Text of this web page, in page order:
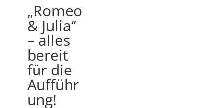
„Romeo
& Julia“
– alles
bereit
für die
Aufführ
ung!